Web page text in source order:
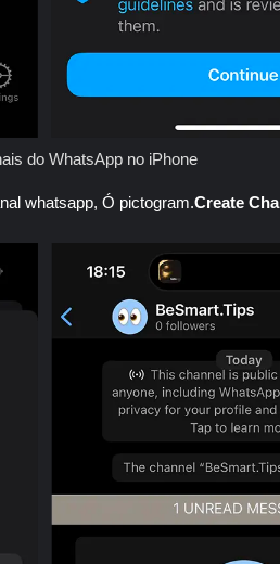
do WhatsApp no ​​iPhone
whatsapp, Ó pictogram.Create